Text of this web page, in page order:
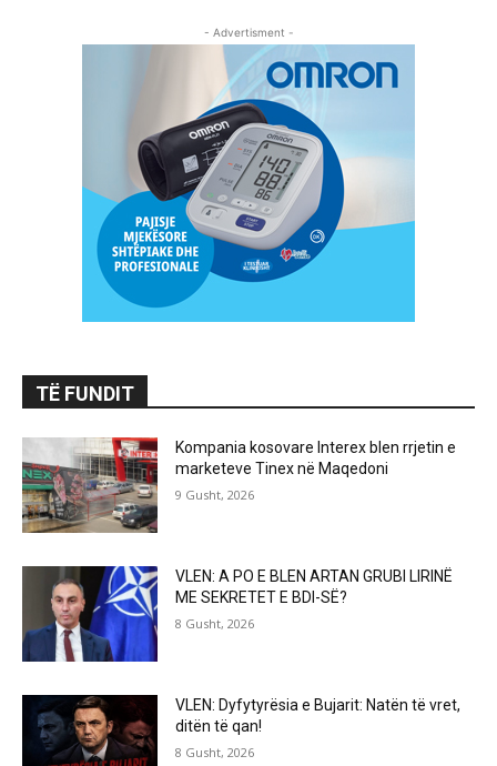
- Advertisment -
TË FUNDIT
Kompania kosovare Interex blen rrjetin e
marketeve Tinex në Maqedoni
9 Gusht, 2026
VLEN: A PO E BLEN ARTAN GRUBI LIRINË
ME SEKRETET E BDI-SË?
8 Gusht, 2026
VLEN: Dyfytyrësia e Bujarit: Natën të vret,
ditën të qan!
8 Gusht, 2026